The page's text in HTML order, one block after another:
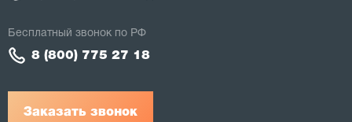
Заказать звонок
Бесплатный звонок по РФ
8 (800) 775 27 18